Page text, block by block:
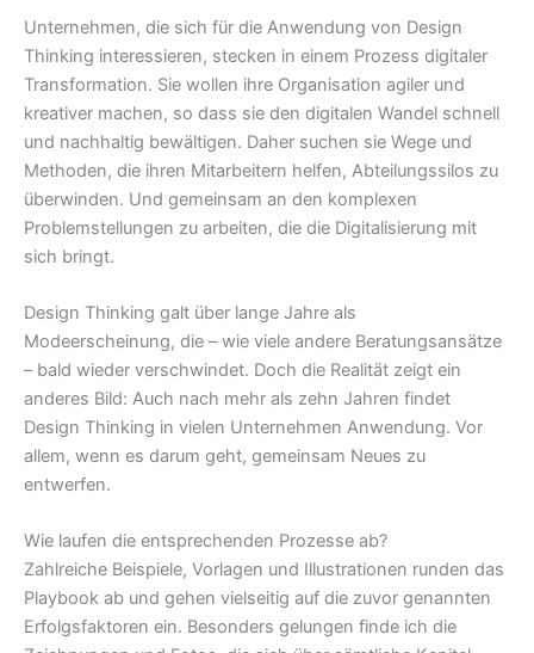
Unternehmen, die sich für die Anwendung von Design
Thinking interessieren, stecken in einem Prozess digitaler
Transformation. Sie wollen ihre Organisation agiler und
kreativer machen, so dass sie den digitalen Wandel schnell
und nachhaltig bewältigen. Daher suchen sie Wege und
Methoden, die ihren Mitarbeitern helfen, Abteilungssilos zu
überwinden. Und gemeinsam an den komplexen
Problemstellungen zu arbeiten, die die Digitalisierung mit
sich bringt.
Design Thinking galt über lange Jahre als
Modeerscheinung, die – wie viele andere Beratungsansätze
– bald wieder verschwindet. Doch die Realität zeigt ein
anderes Bild: Auch nach mehr als zehn Jahren findet
Design Thinking in vielen Unternehmen Anwendung. Vor
allem, wenn es darum geht, gemeinsam Neues zu
entwerfen.
Wie laufen die entsprechenden Prozesse ab?
Zahlreiche Beispiele, Vorlagen und Illustrationen runden das
Playbook ab und gehen vielseitig auf die zuvor genannten
Erfolgsfaktoren ein. Besonders gelungen finde ich die